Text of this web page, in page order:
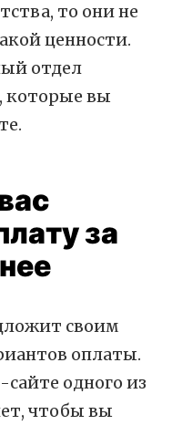
то они не
ценности.
отдел
которые вы
за
своим
оплаты.
одного из
чтобы вы